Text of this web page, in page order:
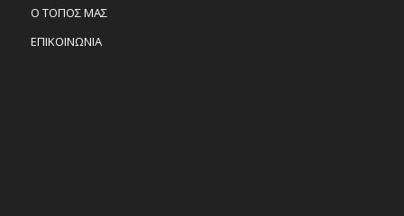
Ο ΤΟΠΟΣ ΜΑΣ
ΕΠΙΚΟΙΝΩΝΙΑ